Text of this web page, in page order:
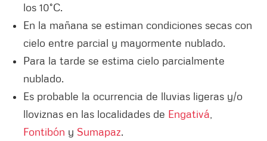
los 10°C.
En la mañana se estiman condiciones secas con
cielo entre parcial y mayormente nublado.
Para la tarde se estima cielo parcialmente
nublado.
Es probable la ocurrencia de lluvias ligeras y/o
lloviznas en las localidades de Engativá
Fontibón y Sumapaz.